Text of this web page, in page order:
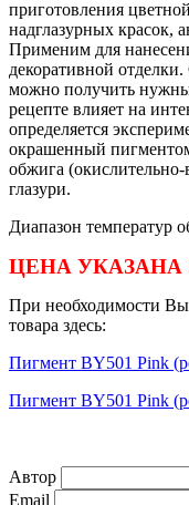
приготовления
надглазурных красок,
Применим для
декоративной
можно получить
рецепте влияет на
определяется
окрашенный
обжига (окислительно-
глазури.
Диапазон температур
ЦЕНА УКАЗАНА
При необходимости Вы
товара здесь:
Пигмент BY501 Pink
Пигмент BY501 Pink
Автор
Email